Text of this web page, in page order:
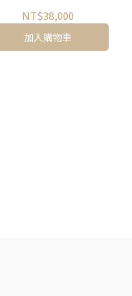
NT$38,000
加入購物車